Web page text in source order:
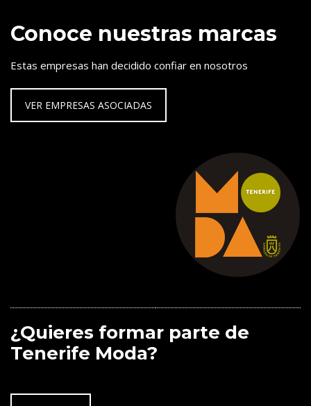
Conoce nuestras marcas
Estas empresas han decidido confiar en nosotros
VER EMPRESAS ASOCIADAS
¿Quieres formar parte de
Tenerife Moda?